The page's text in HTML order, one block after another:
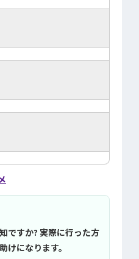
ですか? 実際に行った方
けになります。